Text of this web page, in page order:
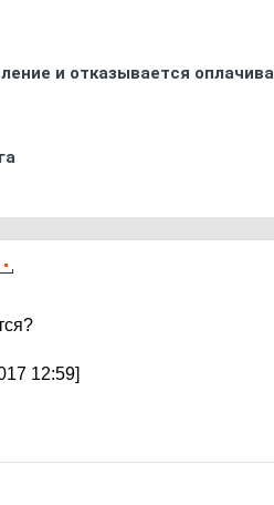
и отказывается
12:59]